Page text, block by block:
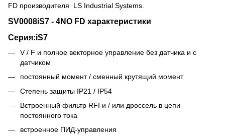
FD производителя LS Industrial Systems.
SV0008iS7 - 4NO FD характеристики
Серия:iS7
V / F и полное векторное управление без датчика и с
датчиком
постоянный момент / сменный крутящий момент
Степень защиты IP21 / IP54
Встроенный фильтр RFI и / или дроссель в цепи
постоянного тока
встроенное ПИД-управления